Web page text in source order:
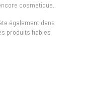
cosmétique.
également dans
produits fiables